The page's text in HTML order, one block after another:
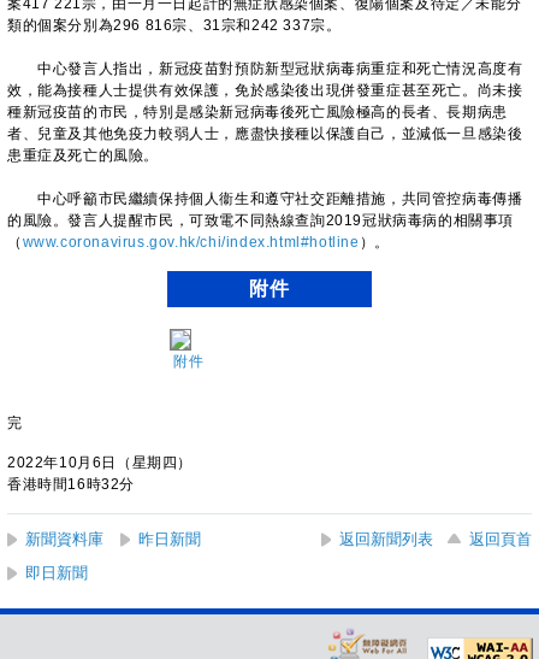
案417 221宗，由一月一日起計的無症狀感染個案、復陽個案及待定／未能分
類的個案分別為296 816宗、31宗和242 337宗。
中心發言人指出，新冠疫苗對預防新型冠狀病毒病重症和死亡情況高度有
效，能為接種人士提供有效保護，免於感染後出現併發重症甚至死亡。尚未接
種新冠疫苗的市民，特別是感染新冠病毒後死亡風險極高的長者、長期病患
者、兒童及其他免疫力較弱人士，應盡快接種以保護自己，並減低一旦感染後
患重症及死亡的風險。
中心呼籲市民繼續保持個人衞生和遵守社交距離措施，共同管控病毒傳播
的風險。發言人提醒市民，可致電不同熱線查詢2019冠狀病毒病的相關事項
（ www.coronavirus.gov.hk/chi/index.html#hotline ）。
附件
附件
完
2022年10月6日（星期四）
香港時間16時32分
新聞資料庫 昨日新聞 返回新聞列表
返回頁首
即日新聞